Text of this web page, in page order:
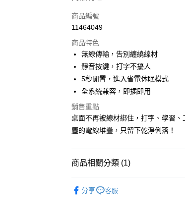
信用卡一次付款
LINE Pay
Apple Pay
街口支付
悠遊付
全家取貨付款
商品編號
11464049
商品特色
無線傳輸，告別纏繞線材
靜音按鍵，打字不擾人
5秒閒置，進入省電休眠模式
全系統兼容，即插即用
銷售重點
桌面不再被線材綁住，打字、學習
塵的電線堆疊，只留下乾淨俐落！
商品相關分類 (1)
分享
客服